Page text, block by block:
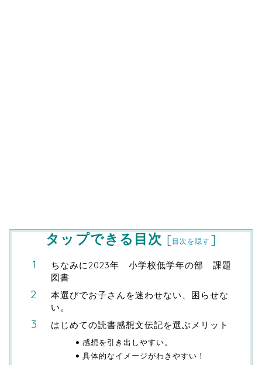
タップできる目次 [目次を隠す ]
ちなみに2023年 小学校低学年の部 課題
図書
本選びでお子さんを迷わせない、困らせな
い。
はじめての読書感想文伝記を選ぶメリット
感想を引き出しやすい。
具体的なイメージがわきやすい！